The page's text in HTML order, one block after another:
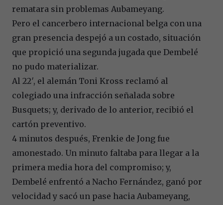
rematara sin problemas Aubameyang.
Pero el cancerbero internacional belga con una
gran presencia despejó a un costado, situación
que propició una segunda jugada que Dembelé
no pudo materializar.
Al 22′, el alemán Toni Kross reclamó al
colegiado una infracción señalada sobre
Busquets; y, derivado de lo anterior, recibió el
cartón preventivo.
4 minutos después, Frenkie de Jong fue
amonestado. Un minuto faltaba para llegar a la
primera media hora del compromiso; y,
Dembelé enfrentó a Nacho Fernández, ganó por
velocidad y sacó un pase hacia Aubameyang,